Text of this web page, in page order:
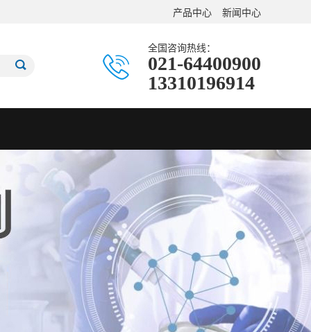
产品中心 新闻中心
全国咨询热线：
021-64400900
13310196914